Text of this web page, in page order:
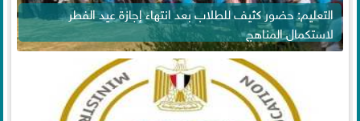
التعليم: حضور كثيف للطلاب بعد انتهاء إجازة عيد الفطر
لاستكمال المناهج